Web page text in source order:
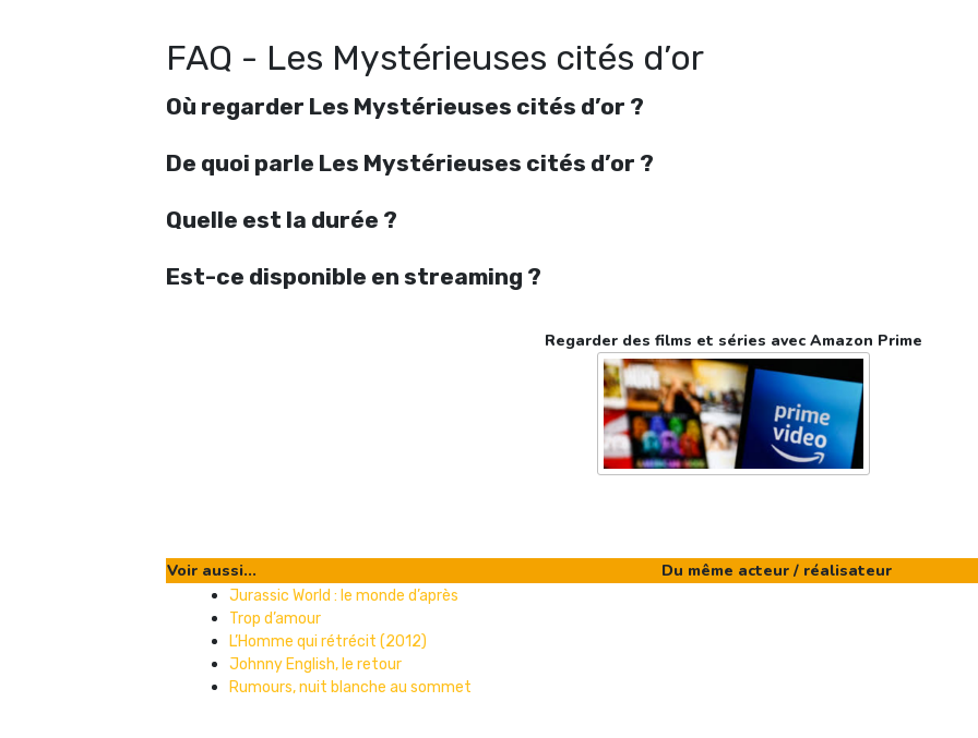
FAQ - Les Mystérieuses cités d’or
Où regarder Les Mystérieuses cités d’or ?
De quoi parle Les Mystérieuses cités d’or ?
Quelle est la durée ?
Est-ce disponible en streaming ?
Regarder des films et séries avec Amazon Prime
Voir aussi... Du même acteur / réalisateur
Jurassic World : le monde d’après
Trop d’amour
L’Homme qui rétrécit (2012)
Johnny English, le retour
Rumours, nuit blanche au sommet